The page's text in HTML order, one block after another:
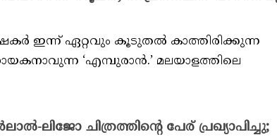
ഇന്ന് ഏറ്റവും കൂടുതൽ കാത്തിരിക്കുന്ന
‘എമ്പുരാൻ.’ മലയാളത്തിലെ
ലിജോ ചിത്രത്തിന്റെ പേര് പ്രഖ്യാപിച്ചു;